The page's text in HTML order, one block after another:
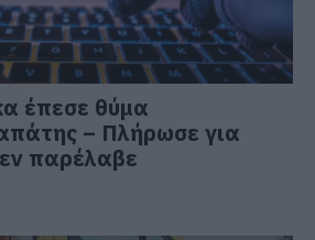
έπεσε θύμα
– Πλήρωσε για
παρέλαβε